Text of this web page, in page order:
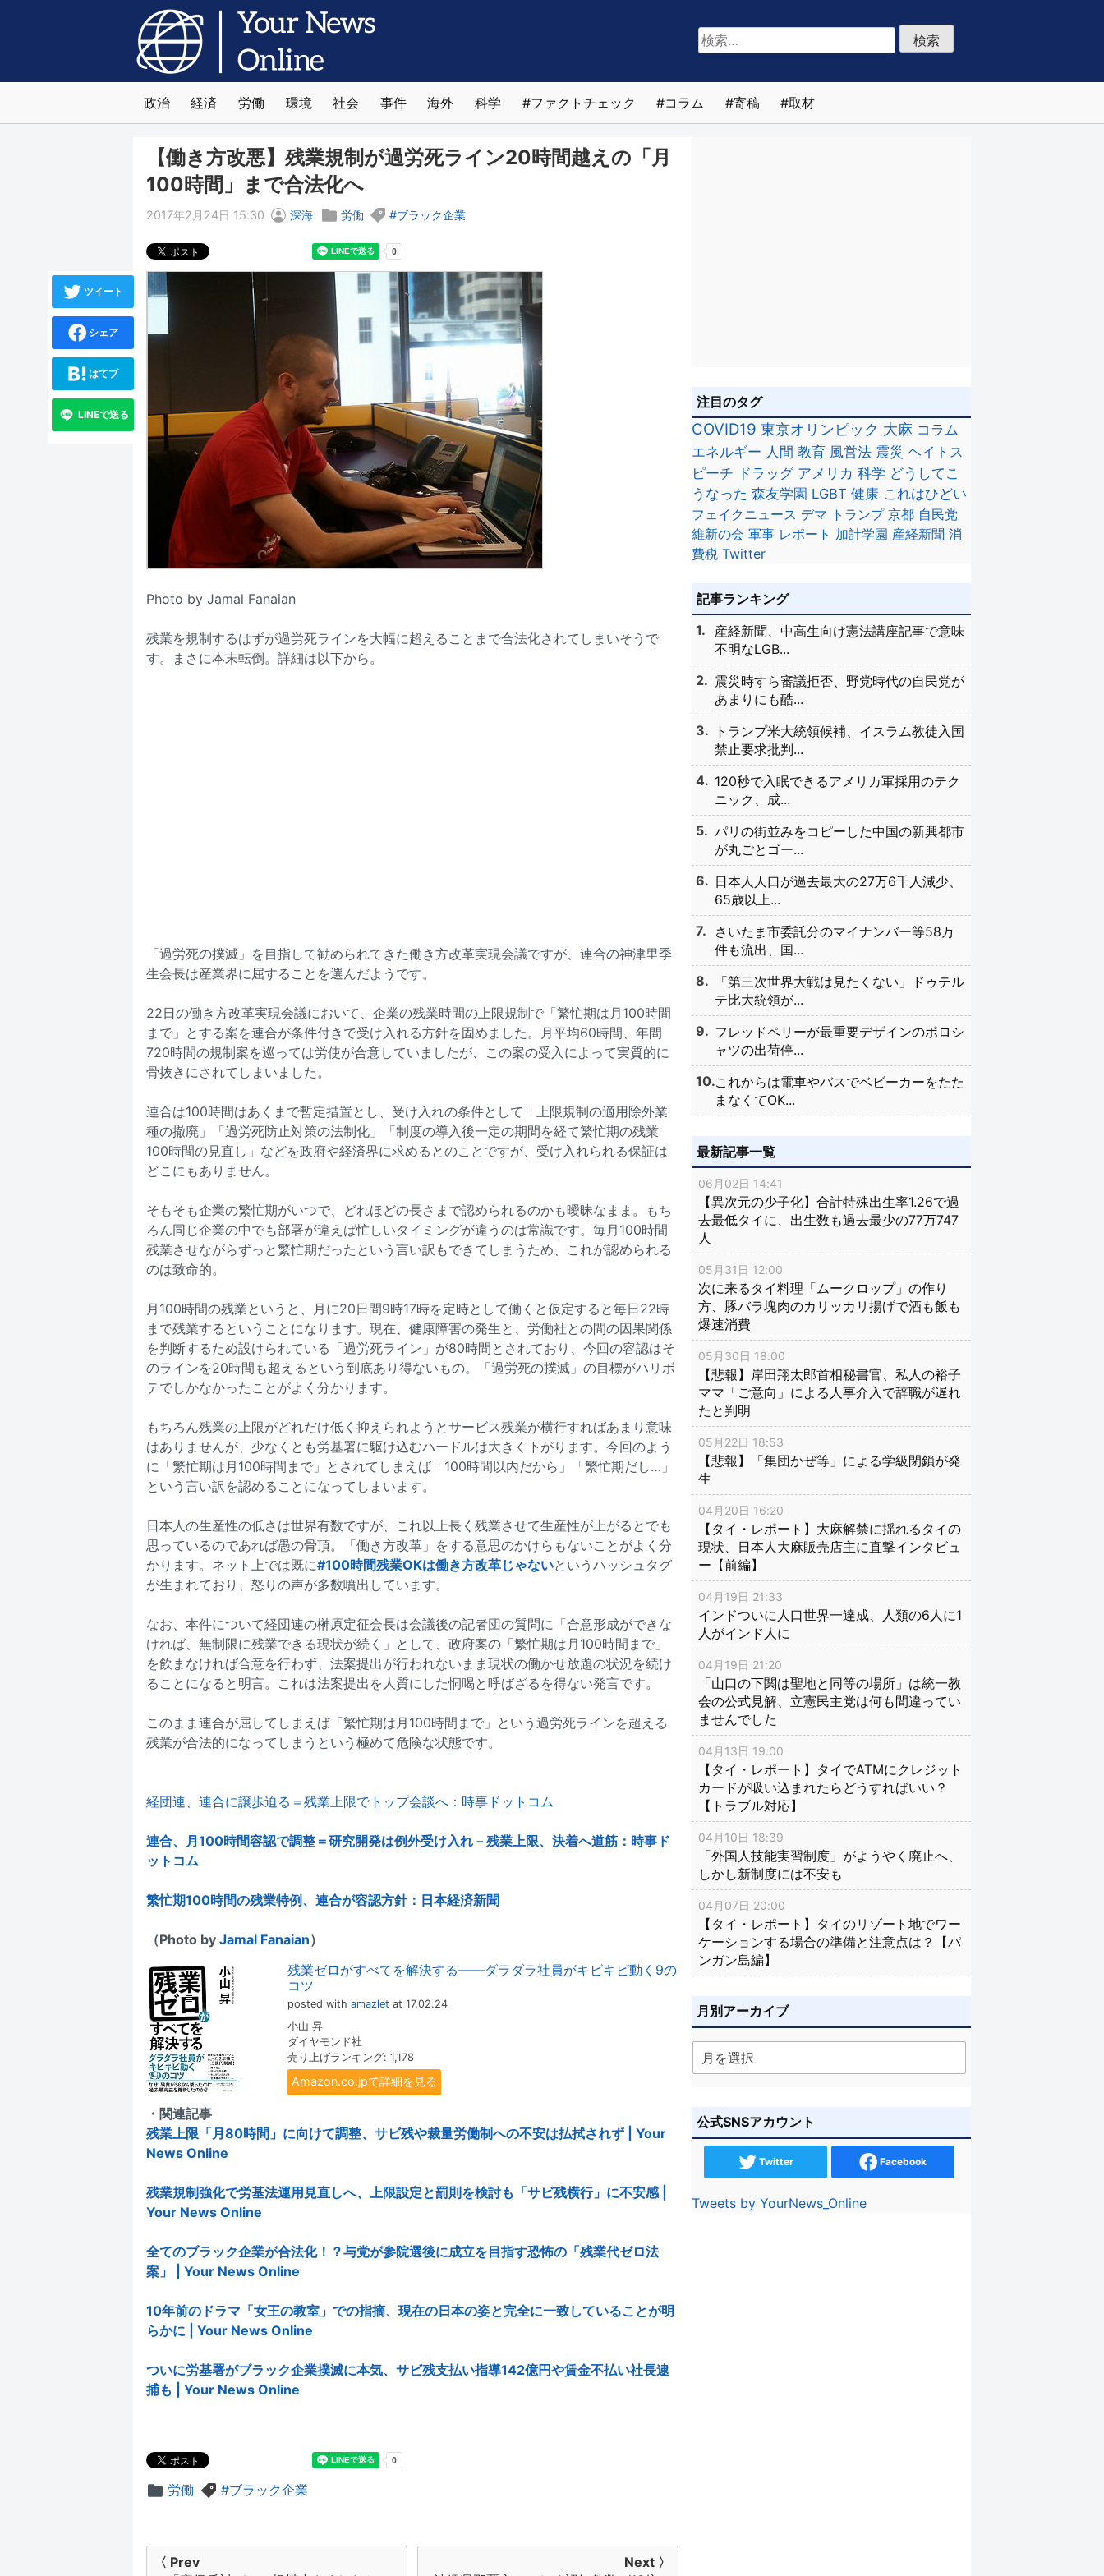
検
索:
政治 経済 労働 環境 社会 事件 海外 科学 ファクトチェック コラム 寄稿 取材
【働き方改悪】残業規制が過労死ライン20時間越えの「月
100時間」まで合法化へ
2017年2月24日 15:30 深海 労働 ブラック企業
Photo by Jamal Fanaian
残業を規制するはずが過労死ラインを大幅に超えることまで合法化されてしまいそうで
す。まさに本末転倒。詳細は以下から。
「過労死の撲滅」を目指して勧められてきた働き方改革実現会議ですが、連合の神津里季
生会長は産業界に屈することを選んだようです。
22日の働き方改革実現会議において、企業の残業時間の上限規制で「繁忙期は月100時間
まで」とする案を連合が条件付きで受け入れる方針を固めました。月平均60時間、年間
720時間の規制案を巡っては労使が合意していましたが、この案の受入によって実質的に
骨抜きにされてしまいました。
連合は100時間はあくまで暫定措置とし、受け入れの条件として「上限規制の適用除外業
種の撤廃」「過労死防止対策の法制化」「制度の導入後一定の期間を経て繁忙期の残業
100時間の見直し」などを政府や経済界に求めるとのことですが、受け入れられる保証は
どこにもありません。
そもそも企業の繁忙期がいつで、どれほどの長さまで認められるのかも曖昧なまま。もち
ろん同じ企業の中でも部署が違えば忙しいタイミングが違うのは常識です。毎月100時間
残業させながらずっと繁忙期だったという言い訳もできてしまうため、これが認められる
のは致命的。
月100時間の残業というと、月に20日間9時17時を定時として働くと仮定すると毎日22時
まで残業するということになります。現在、健康障害の発生と、労働社との間の因果関係
を判断するため設けられている「過労死ライン」が80時間とされており、今回の容認はそ
のラインを20時間も超えるという到底あり得ないもの。「過労死の撲滅」の目標がハリボ
テでしかなかったことがよく分かります。
もちろん残業の上限がどれだけ低く抑えられようとサービス残業が横行すればあまり意味
はありませんが、少なくとも労基署に駆け込むハードルは大きく下がります。今回のよう
に「繁忙期は月100時間まで」とされてしまえば「100時間以内だから」「繁忙期だし…」
という言い訳を認めることになってしまいます。
日本人の生産性の低さは世界有数ですが、これ以上長く残業させて生産性が上がるとでも
思っているのであれば愚の骨頂。「働き方改革」をする意思のかけらもないことがよく分
かります。ネット上では既に#100時間残業OKは働き方改革じゃないというハッシュタグ
が生まれており、怒りの声が多数噴出しています。
なお、本件について経団連の榊原定征会長は会議後の記者団の質問に「合意形成ができな
ければ、無制限に残業できる現状が続く」として、政府案の「繁忙期は月100時間まで」
を飲まなければ合意を行わず、法案提出が行われないまま現状の働かせ放題の状況を続け
ることになると明言。これは法案提出を人質にした恫喝と呼ばざるを得ない発言です。
このまま連合が屈してしまえば「繁忙期は月100時間まで」という過労死ラインを超える
残業が合法的になってしまうという極めて危険な状態です。
経団連、連合に譲歩迫る＝残業上限でトップ会談へ：時事ドットコム
連合、月100時間容認で調整＝研究開発は例外受け入れ－残業上限、決着へ道筋：時事ド
ットコム
繁忙期100時間の残業特例、連合が容認方針：日本経済新聞
（Photo by Jamal Fanaian）
残業ゼロがすべてを解決する――ダラダラ社員がキビキビ動く9の
コツ
posted with amazlet at 17.02.24
小山 昇
ダイヤモンド社
売り上げランキング: 1,178
Amazon.co.jpで詳細を見る
・関連記事
残業上限「月80時間」に向けて調整、サビ残や裁量労働制への不安は払拭されず | Your
News Online
残業規制強化で労基法運用見直しへ、上限設定と罰則を検討も「サビ残横行」に不安感 |
Your News Online
全てのブラック企業が合法化！？与党が参院選後に成立を目指す恐怖の「残業代ゼロ法
案」 | Your News Online
10年前のドラマ「女王の教室」での指摘、現在の日本の姿と完全に一致していることが明
らかに | Your News Online
ついに労基署がブラック企業撲滅に本気、サビ残支払い指導142億円や賃金不払い社長逮
捕も | Your News Online
ツイート
シェア
はてブ
LINEで送る
労働 ブラック企業
〈 Prev
Next 〉
注目のタグ
COVID19 東京オリンピック 大麻 コラム
エネルギー 人間 教育 風営法 震災 ヘイトス
ピーチ ドラッグ アメリカ 科学 どうしてこ
うなった 森友学園 LGBT 健康 これはひどい
フェイクニュース デマ トランプ 京都 自民党
維新の会 軍事 レポート 加計学園 産経新聞 消
費税 Twitter
記事ランキング
産経新聞、中高生向け憲法講座記事で意味
不明なLGB...
震災時すら審議拒否、野党時代の自民党が
あまりにも酷...
トランプ米大統領候補、イスラム教徒入国
禁止要求批判...
120秒で入眠できるアメリカ軍採用のテク
ニック、成...
パリの街並みをコピーした中国の新興都市
が丸ごとゴー...
日本人人口が過去最大の27万6千人減少、
65歳以上...
さいたま市委託分のマイナンバー等58万
件も流出、国...
「第三次世界大戦は見たくない」ドゥテル
テ比大統領が...
フレッドペリーが最重要デザインのポロシ
ャツの出荷停...
これからは電車やバスでベビーカーをたた
まなくてOK...
最新記事一覧
06月02日 14:41
【異次元の少子化】合計特殊出生率1.26で過
去最低タイに、出生数も過去最少の77万747
人
05月31日 12:00
次に来るタイ料理「ムークロップ」の作り
方、豚バラ塊肉のカリッカリ揚げで酒も飯も
爆速消費
05月30日 18:00
【悲報】岸田翔太郎首相秘書官、私人の裕子
ママ「ご意向」による人事介入で辞職が遅れ
たと判明
05月22日 18:53
【悲報】「集団かぜ等」による学級閉鎖が発
生
04月20日 16:20
【タイ・レポート】大麻解禁に揺れるタイの
現状、日本人大麻販売店主に直撃インタビュ
ー【前編】
04月19日 21:33
インドついに人口世界一達成、人類の6人に1
人がインド人に
04月19日 21:20
「山口の下関は聖地と同等の場所」は統一教
会の公式見解、立憲民主党は何も間違ってい
ませんでした
04月13日 19:00
【タイ・レポート】タイでATMにクレジット
カードが吸い込まれたらどうすればいい？
【トラブル対応】
04月10日 18:39
「外国人技能実習制度」がようやく廃止へ、
しかし新制度には不安も
04月07日 20:00
【タイ・レポート】タイのリゾート地でワー
ケーションする場合の準備と注意点は？【パ
ンガン島編】
月別アーカイブ
公式SNSアカウント
Twitter Facebook
Tweets by YourNews_Online